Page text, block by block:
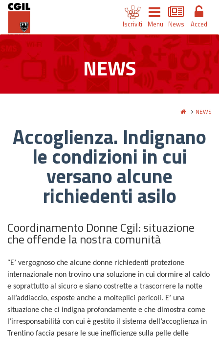
Iscriviti Menu News Accedi
NEWS
NEWS
Accoglienza. Indignano
le condizioni in cui
versano alcune
richiedenti asilo
Coordinamento Donne Cgil: situazione
che offende la nostra comunità
“E’ vergognoso che alcune donne richiedenti protezione
internazionale non trovino una soluzione in cui dormire al caldo
e soprattutto al sicuro e siano costrette a trascorrere la notte
all’addiaccio, esposte anche a molteplici pericoli. E’ una
situazione che ci indigna profondamente e che dimostra come
l’irresponsabilità con cui è gestito il sistema dell’accoglienza in
Trentino faccia pesare le sue inefficienze sulla pelle delle